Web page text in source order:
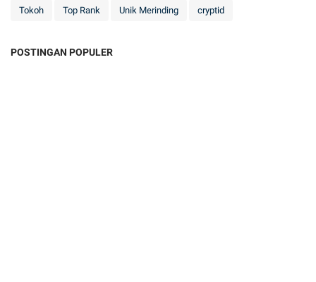
Tokoh Top Rank Unik Merinding cryptid
POSTINGAN POPULER